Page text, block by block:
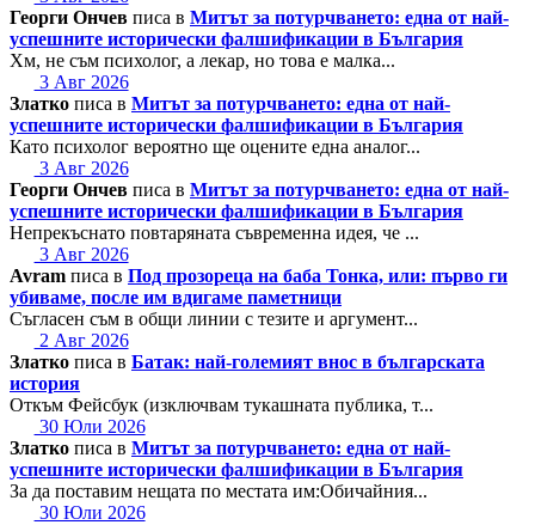
Георги Ончев писа в Митът за потурчването: една от най-
успешните исторически фалшификации в България
Хм, не съм психолог, а лекар, но това е малка...
3 Авг 2026
Златко писа в Митът за потурчването: една от най-
успешните исторически фалшификации в България
Като психолог вероятно ще оцените една аналог...
3 Авг 2026
Георги Ончев писа в Митът за потурчването: една от най-
успешните исторически фалшификации в България
Непрекъснато повтаряната съвременна идея, че ...
3 Авг 2026
Avram писа в Под прозореца на баба Тонка, или: първо ги
убиваме, после им вдигаме паметници
Съгласен съм в общи линии с тезите и аргумент...
2 Авг 2026
Златко писа в Батак: най-големият внос в българската
история
Откъм Фейсбук (изключвам тукашната публика, т...
30 Юли 2026
Златко писа в Митът за потурчването: една от най-
успешните исторически фалшификации в България
За да поставим нещата по местата им:Обичайния...
30 Юли 2026